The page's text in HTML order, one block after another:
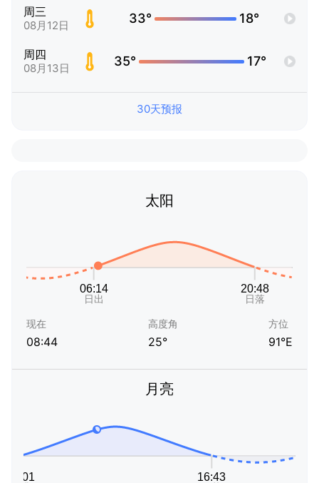
周三
08月12日 33° 18°
周四
08月13日 35° 17°
30天预报
太阳
现在
08:44
高度角
25°
方位
91°E
月亮